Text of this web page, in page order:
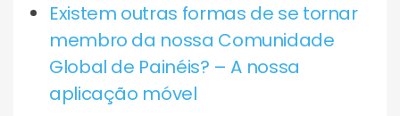
Existem outras formas de se tornar
membro da nossa Comunidade
Global de Painéis? – A nossa
aplicação móvel